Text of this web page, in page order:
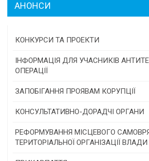
АНОНСИ
КОНКУРСИ ТА ПРОЕКТИ
Конкурс проектів та програм місцевого
самоврядування
Конкурс інститутів громадянського
Програми/конкурси МТД
ІНФОРМАЦІЯ ДЛЯ УЧАСНИКІВ
ОПЕРАЦІЇ
ЗАПОБІГАННЯ ПРОЯВАМ КОРУПЦІЇ
КОНСУЛЬТАТИВНО-ДОРАДЧІ ОРГАНИ
Консультативна рада
РЕФОРМУВАННЯ МІСЦЕВОГО
ТЕРИТОРІАЛЬНОЇ ОРГАНІЗАЦІЇ ВЛАДИ